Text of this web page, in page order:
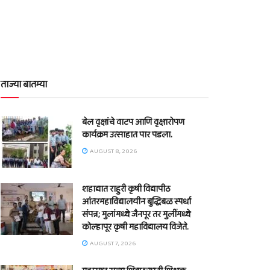
ताज्या बातम्या
बेल वृक्षांचे वाटप आणि वृक्षारोपण
कार्यक्रम उत्साहात पार पडला.
AUGUST 8, 2026
शहाद्यात राहुरी कृषी विद्यापीठ
आंतरमहाविद्यालयीन बुद्धिबळ स्पर्धा
संपन्न; मुलांमध्ये जैनपूर तर मुलींमध्ये
कोल्हापूर कृषी महाविद्यालय विजेते.
AUGUST 7, 2026